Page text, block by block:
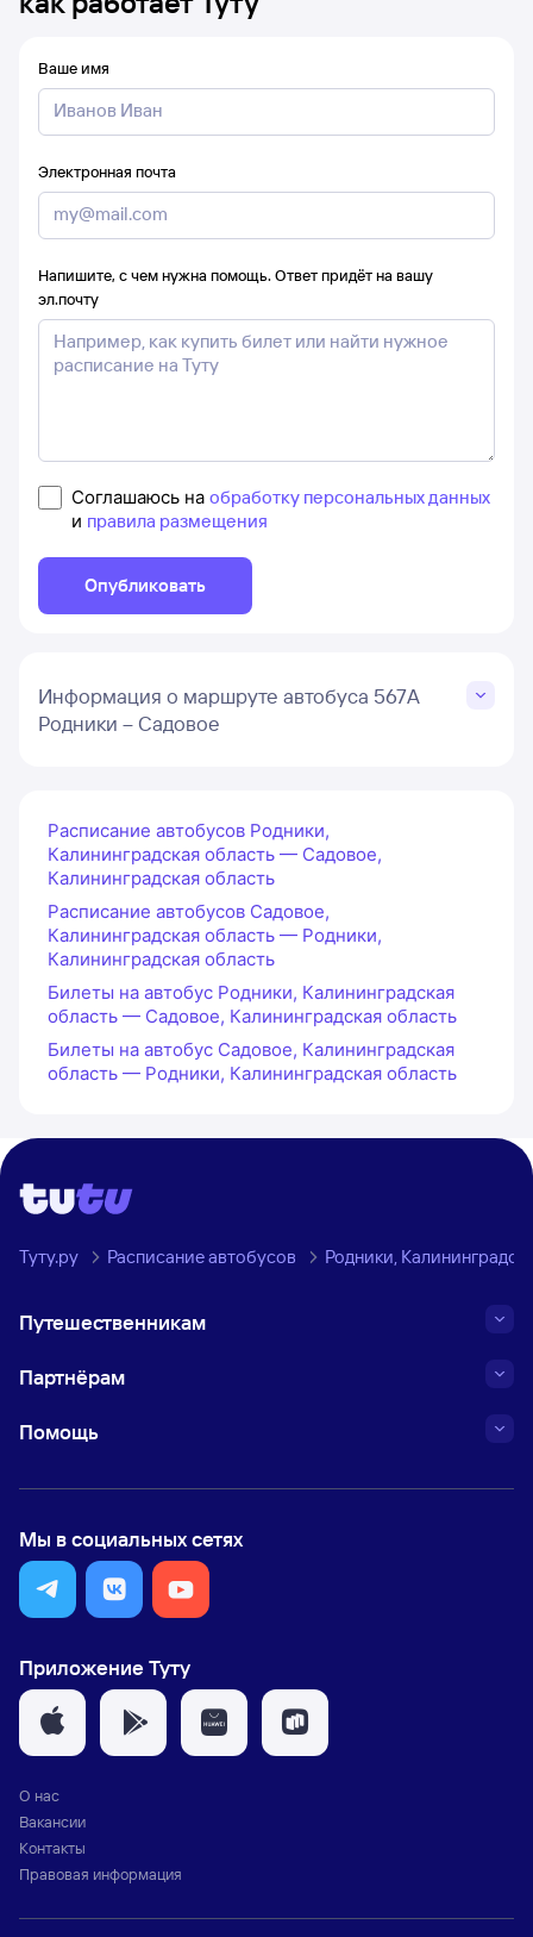
Ваше имя
Электронная почта
Напишите, с чем нужна помощь. Ответ придёт на вашу
эл.почту
Соглашаюсь на обработку персональных данных
и правила размещения
Опубликовать
Информация о маршруте автобуса 567А
Родники – Садовое
Расписание автобусов Родники,
Калининградская область — Садовое,
Калининградская область
Расписание автобусов Садовое,
Калининградская область — Родники,
Калининградская область
Билеты на автобус Родники, Калининградская
область — Садовое, Калининградская область
Билеты на автобус Садовое, Калининградская
область — Родники, Калининградская область
Туту.ру Расписание автобусов Родники,
Путешественникам
Партнёрам
Помощь
Мы в социальных сетях
Приложение Туту
О нас
Вакансии
Контакты
Правовая информация